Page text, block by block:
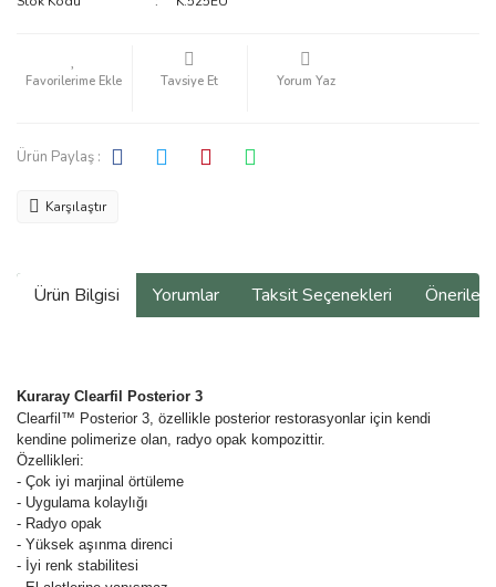
Tavsiye Et Yorum Yaz
Ürün Paylaş :
Karşılaştır
Ürün Bilgisi Yorumlar Taksit Seçenekleri
Kuraray Clearfil Posterior 3
Clearfil™ Posterior 3, özellikle posterior restorasyonlar için kendi
kendine polimerize olan, radyo opak kompozittir.
Özellikleri:
- Çok iyi marjinal örtüleme
- Uygulama kolaylığı
- Radyo opak
- Yüksek aşınma direnci
- İyi renk stabilitesi